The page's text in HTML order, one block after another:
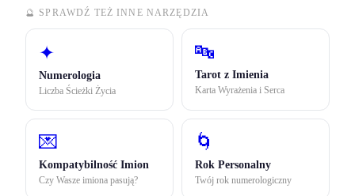
🔮 SPRAWDŹ TEŻ INNE NARZĘDZIA
✦
Numerologia
Liczba Ścieżki Życia
🔤
Tarot z Imienia
Karta Wyrażenia i Serca
💌
Kompatybilność Imion
Czy Wasze imiona pasują?
🌀
Rok Personalny
Twój rok numerologiczny